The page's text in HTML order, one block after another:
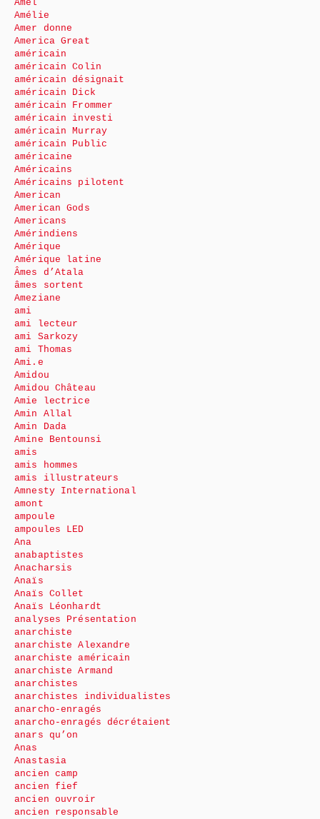
Amel
Amélie
Amer donne
America Great
américain
américain Colin
américain désignait
américain Dick
américain Frommer
américain investi
américain Murray
américain Public
américaine
Américains
Américains pilotent
American
American Gods
Americans
Amérindiens
Amérique
Amérique latine
Âmes d’Atala
âmes sortent
Ameziane
ami
ami lecteur
ami Sarkozy
ami Thomas
Ami.e
Amidou
Amidou Château
Amie lectrice
Amin Allal
Amin Dada
Amine Bentounsi
amis
amis hommes
amis illustrateurs
Amnesty International
amont
ampoule
ampoules LED
Ana
anabaptistes
Anacharsis
Anaïs
Anaïs Collet
Anaïs Léonhardt
analyses Présentation
anarchiste
anarchiste Alexandre
anarchiste américain
anarchiste Armand
anarchistes
anarchistes individualistes
anarcho-enragés
anarcho-enragés décrétaient
anars qu’on
Anas
Anastasia
ancien camp
ancien fief
ancien ouvroir
ancien responsable